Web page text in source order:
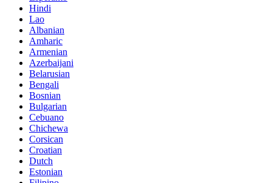
Hindi
Lao
Albanian
Amharic
Armenian
Azerbaijani
Belarusian
Bengali
Bosnian
Bulgarian
Cebuano
Chichewa
Corsican
Croatian
Dutch
Estonian